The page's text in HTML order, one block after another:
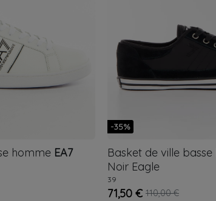
homme EA7
-35%
Basket de ville
Noir Eagle
39
71,50 € 110,00 €